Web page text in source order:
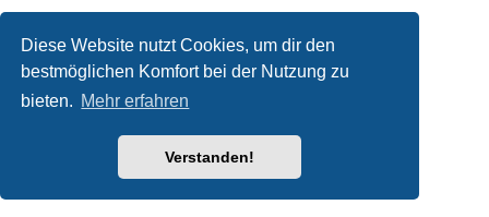
Diese Website nutzt Cookies, um dir den
bestmöglichen Komfort bei der Nutzung zu
bieten. Mehr erfahren
Verstanden!